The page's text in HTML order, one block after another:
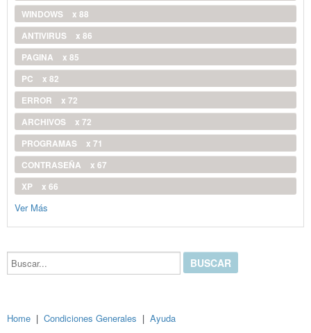
WINDOWS
x 88
ANTIVIRUS
x 86
PAGINA
x 85
PC
x 82
ERROR
x 72
ARCHIVOS
x 72
PROGRAMAS
x 71
CONTRASEÑA
x 67
XP
x 66
Ver Más
Buscar...
Home | Condiciones Generales | Ayuda